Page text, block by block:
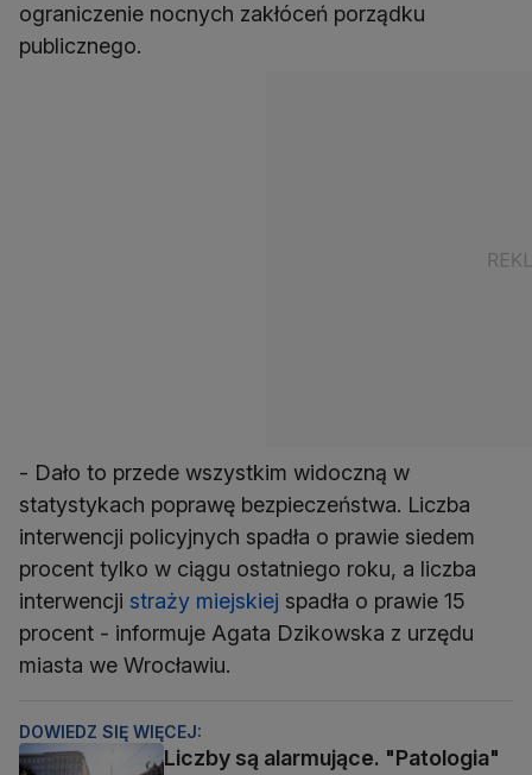
ograniczenie nocnych zakłóceń porządku
publicznego.
- Dało to przede wszystkim widoczną w
statystykach poprawę bezpieczeństwa. Liczba
interwencji policyjnych spadła o prawie siedem
procent tylko w ciągu ostatniego roku, a liczba
interwencji straży miejskiej spadła o prawie 15
procent - informuje Agata Dzikowska z urzędu
miasta we Wrocławiu.
DOWIEDZ SIĘ WIĘCEJ:
Liczby są alarmujące. "Patologia"